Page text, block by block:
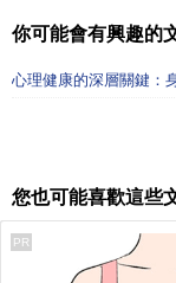
你可能會有興趣的
心理健康的深層關鍵：
您也可能喜歡這些
PR